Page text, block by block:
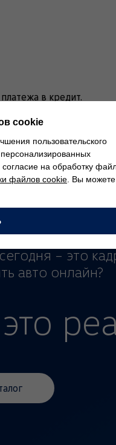
в кредит.
напоминала
– это
авто онлайн?
это
cookie
пользовательского
на обработку
файлов cookie . Вы можете